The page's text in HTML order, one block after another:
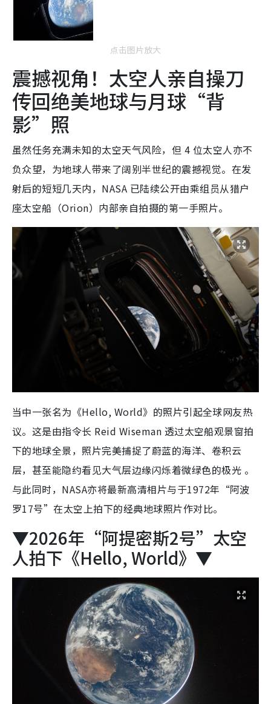
点击图片放大
震撼视角！太空人亲自操刀
传回绝美地球与月球“背
影”照
虽然任务充满未知的太空天气风险，但 4 位太空人亦不
负众望，为地球人带来了阔别半世纪的震撼视觉。在发
射后的短短几天内，NASA 已陆续公开由乘组员从猎户
座太空船（Orion）内部亲自拍摄的第一手照片。
当中一张名为《Hello, World》的照片引起全球网友热
议。这是由指令长 Reid Wiseman 透过太空船观景窗拍
下的地球全景，照片完美捕捉了蔚蓝的海洋、卷积云
层，甚至能隐约看见大气层边缘闪烁着微绿色的极光 。
与此同时，NASA亦将最新高清相片与于1972年“阿波
罗17号”在太空上拍下的经典地球照片作对比。
▼2026年“阿提密斯2号”太空
人拍下《Hello, World》▼